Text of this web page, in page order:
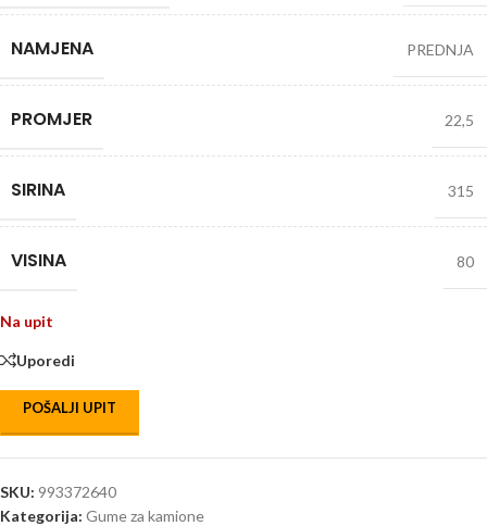
NAMJENA PREDNJA
PROMJER 22,5
SIRINA 315
VISINA 80
Na upit
Uporedi
POŠALJI UPIT
SKU: 993372640
Kategorija: Gume za kamione